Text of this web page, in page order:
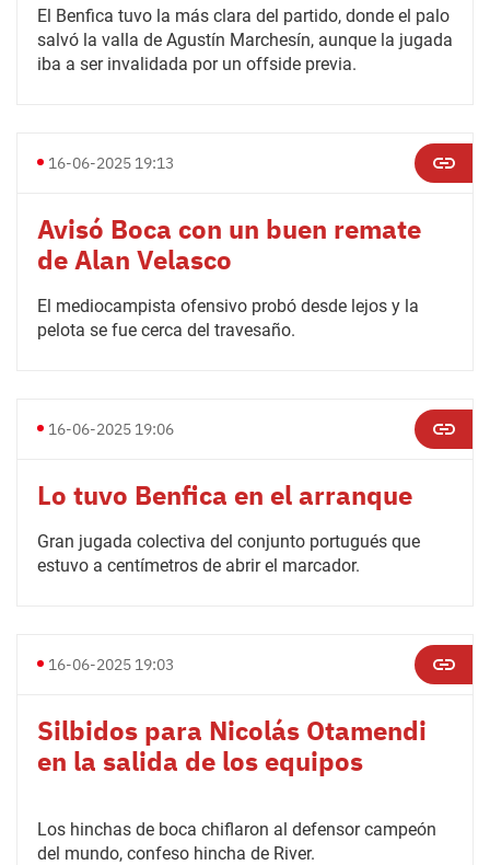
El Benfica tuvo la más clara del partido, donde el palo
salvó la valla de Agustín Marchesín, aunque la jugada
iba a ser invalidada por un offside previa.
16-06-2025 19:13
Avisó Boca con un buen remate
de Alan Velasco
El mediocampista ofensivo probó desde lejos y la
pelota se fue cerca del travesaño.
16-06-2025 19:06
Lo tuvo Benfica en el arranque
Gran jugada colectiva del conjunto portugués que
estuvo a centímetros de abrir el marcador.
16-06-2025 19:03
Silbidos para Nicolás Otamendi
en la salida de los equipos
Los hinchas de boca chiflaron al defensor campeón
del mundo, confeso hincha de River.